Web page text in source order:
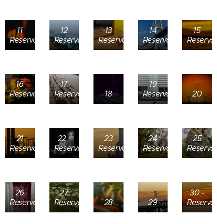
11
Reservada
12
Reservada
13
Reservada
14
Reservada
15
16
Reservada
17
Reservada
18
19
Reservada
20
21
Reservada
22 -
Reservada
23
Reservada
24
Reservada
25
26
Reservada
27
Reservada
28 29
30 -